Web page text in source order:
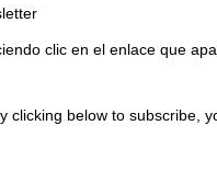
clic en el enlace que
clicking below to subscribe,